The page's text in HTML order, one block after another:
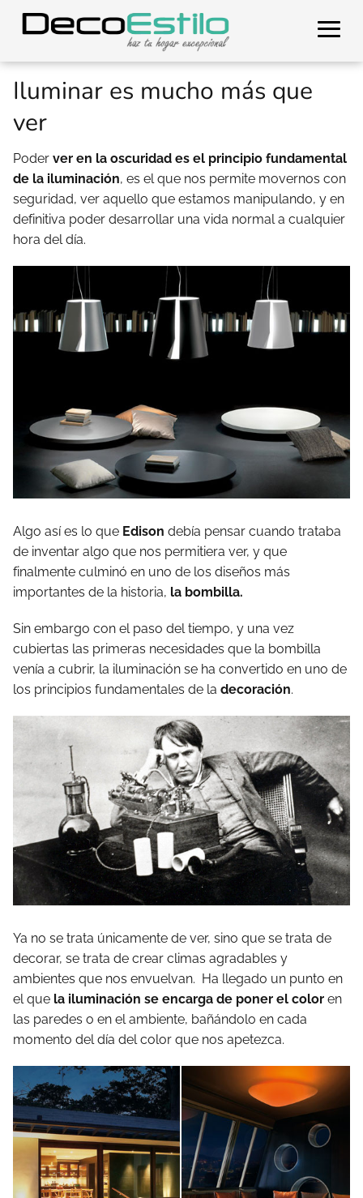
Iluminar es mucho más que
ver
Poder ver en la oscuridad es el principio fundamental
de la iluminación, es el que nos permite movernos con
seguridad, ver aquello que estamos manipulando, y en
definitiva poder desarrollar una vida normal a cualquier
hora del día.
Algo así es lo que Edison debía pensar cuando trataba
de inventar algo que nos permitiera ver, y que
finalmente culminó en uno de los diseños más
importantes de la historia, la bombilla.
Sin embargo con el paso del tiempo, y una vez
cubiertas las primeras necesidades que la bombilla
venía a cubrir, la iluminación se ha convertido en uno de
los principios fundamentales de la decoración.
Ya no se trata únicamente de ver, sino que se trata de
decorar, se trata de crear climas agradables y
ambientes que nos envuelvan. Ha llegado un punto en
el que la iluminación se encarga de poner el color en
las paredes o en el ambiente, bañándolo en cada
momento del día del color que nos apetezca.